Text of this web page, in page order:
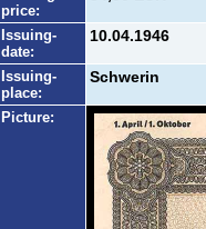
price:
Issuing-
date:
10.04.1946
Issuing-
place:
Schwerin
Picture: